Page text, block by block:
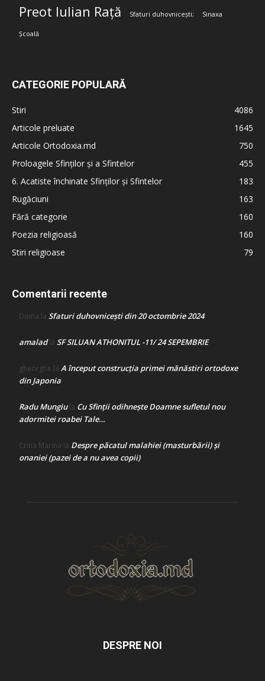
Preot Iulian Rață Sfaturi duhovnicești; Sinaxa
Școală
CATEGORIE POPULARĂ
Stiri
4086
Articole preluate
1645
Articole Ortodoxia.md
750
Proloagele Sfinților și a Sfintelor
455
6. Acatiste închinate Sfinților și Sfintelor
183
Rugăciuni
163
Fără categorie
160
Poezia religioasă
160
Stiri religioase
79
Comentarii recente
Doina la Sfaturi duhovnicești din 20 octombrie 2024
amaladla SF SILUAN ATHONITUL -11/ 24 SEPEMBRIE
gheorghe la A început construcţia primei mănăstiri ortodoxe
din Japonia
Radu Mungiula Cu Sfinții odihnește Doamne sufletul nou
adormitei roabei Tale…
Crina Marina la Despre păcatul malahiei (masturbării) şi
onaniei (pazei de a nu avea copii)
DESPRE NOI